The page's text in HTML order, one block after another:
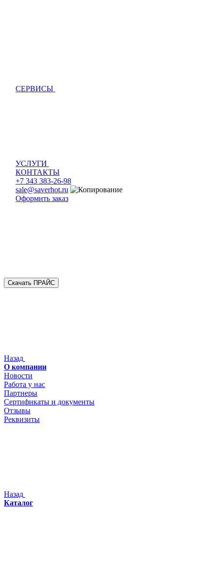
СЕРВИСЫ
УСЛУГИ
КОНТАКТЫ
+7 343 383-26-98
sale@saverhot.ru
Оформить заказ
Скачать ПРАЙС
Назад
О компании
Новости
Работа у нас
Партнеры
Сертификаты и документы
Отзывы
Реквизиты
Назад
Каталог